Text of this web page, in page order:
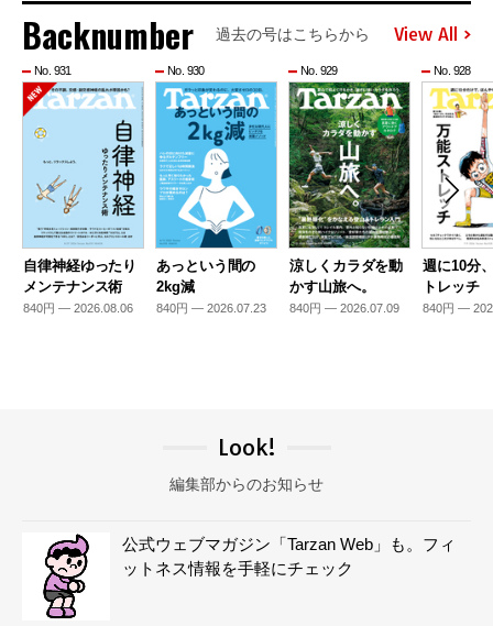
Backnumber 過去の号はこちらから View All
No. 931
自律神経ゆったり
メンテナンス術
840円 — 2026.08.06
No. 930
あっという間の
2kg減
840円 — 2026.07.23
No. 929
涼しくカラダを動
かす山旅へ。
840円 — 2026.07.09
No. 928
週に10分
トレッチ
840円 —
Look!
編集部からのお知らせ
公式ウェブマガジン「Tarzan Web」も。フィ
ットネス情報を手軽にチェック